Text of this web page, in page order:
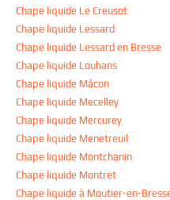
Chape liquide Le Creusot
Chape liquide Lessard
Chape liquide Lessard en Bresse
Chape liquide Louhans
Chape liquide Mâcon
Chape liquide Mecelley
Chape liquide Mercurey
Chape liquide Menetreuil
Chape liquide Montchanin
Chape liquide Montret
Chape liquide à Moutier-en-